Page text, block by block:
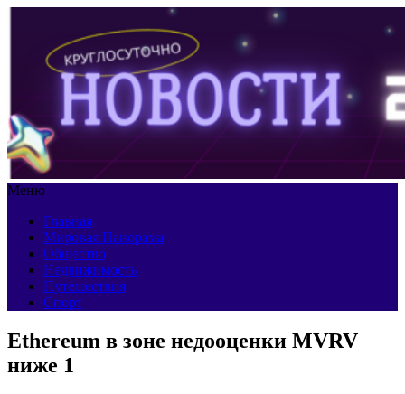
Меню
Главная
Мировая Панорама
Общество
Недвижимость
Путешествия
Спорт
Ethereum в зоне недооценки MVRV
ниже 1